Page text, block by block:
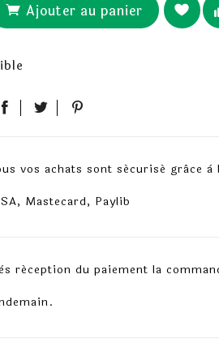
Ajouter au panier
vos achats sont sécurisé grâce
Mastecard, Paylib
réception du paiement la